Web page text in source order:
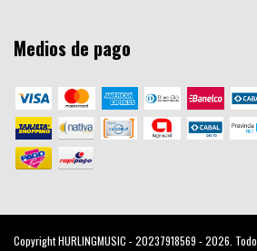
Medios de pago
Copyright HURLINGMUSIC - 20237918569 - 2026.